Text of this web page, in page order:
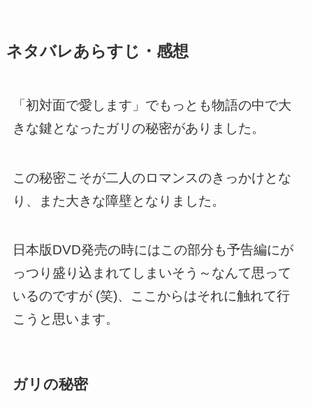
ネタバレあらすじ・感想
「初対面で愛します」でもっとも物語の中で大
きな鍵となったガリの秘密がありました。
この秘密こそが二人のロマンスのきっかけとな
り、また大きな障壁となりました。
日本版DVD発売の時にはこの部分も予告編にが
っつり盛り込まれてしまいそう～なんて思って
いるのですが (笑)、ここからはそれに触れて行
こうと思います。
ガリの秘密